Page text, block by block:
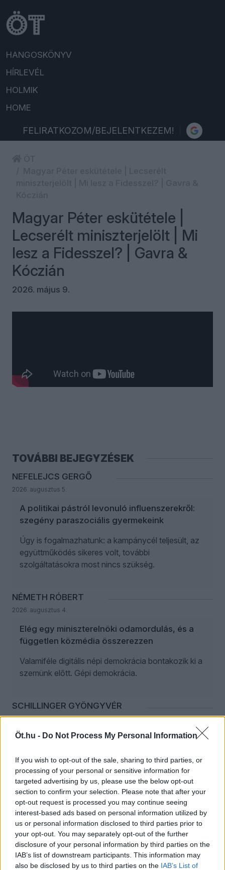
Öt.hu - Do Not Process My Personal Information
If you wish to opt-out of the sale, sharing to third parties, or
processing of your personal or sensitive information for
targeted advertising by us, please use the below opt-out
section to confirm your selection. Please note that after your
opt-out request is processed you may continue seeing
interest-based ads based on personal information utilized by
us or personal information disclosed to third parties prior to
your opt-out. You may separately opt-out of the further
disclosure of your personal information by third parties on the
IAB’s list of downstream participants. This information may
also be disclosed by us to third parties on the IAB’s List of
HANGOSKÖNYV
HÍRLEVÉL
HOLMIK
HOME
FELIRATKOZOM/BEJELENTKEZEM!
Magyar Péter eskütétele |
Lecserélt miniszterjelölt | Mi
lesz a Fidesszel? | Gavra &
Kóczián
2026. május 9.
Bejelentkezés
TOVÁBBI BEJEGYZÉSEK
NEFELEJCS GERGŐ
2026. augusztus 5.
A politikai pástról levonuló influenszerekről:
szegény paraszociális gyermekeink
Úgy is fogalmazhatunk: a kampánycél teljesült, az
együttműködés sikeres volt, további
szolgáltatásokra most nincs szükség.
NÉMETH RÓBERT
2026. augusztus 4.
Elég egy miniszterelnöki odamordulás, és a
független közmédia összerezzen
Valamiféle digitális népi demokrácia bontakozik ki a
szemünk előtt. Gépi demokrácia.
SCHILLINGER GYÖNGYVÉR
2026. augusztus 4.
Közvagyonvédelem, politikai leszámolás
Nem az intézmény számít, hanem az aktuális
politikai megoldás, amelynek törvénybe foglalása
csak amolyan jogi fabrikálás: felesleges jogállami
követelményekkel vacakolni, amikor egy
következő politikai megfontolás ismét felülírhatja
az egészet.
BALOGH GÁBOR 7